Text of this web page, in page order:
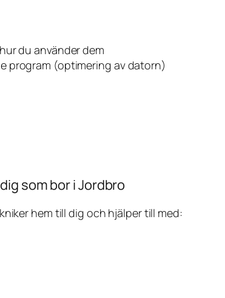
du använder dem
program (optimering av datorn)
som bor i Jordbro
hem till dig och hjälper till med: